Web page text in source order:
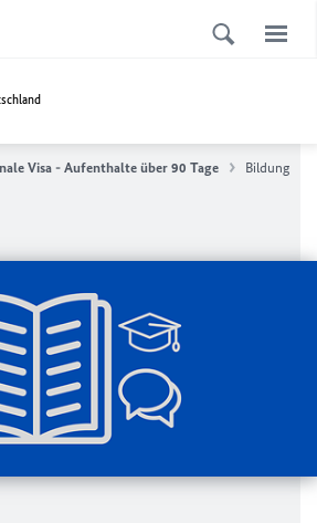
Visa - Aufenthalte über 90 Tage Bildung